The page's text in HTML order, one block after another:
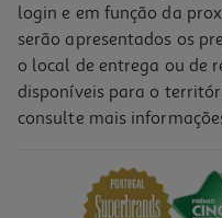
Ginásio Para Gato Auchan
50,09 €
login e em função da
serão apresentados os
o local de entrega ou de
disponíveis para o
consulte mais